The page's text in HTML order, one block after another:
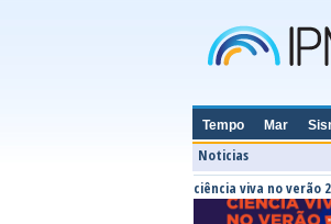
Tempo Mar
Noticias
ciência viva no verão